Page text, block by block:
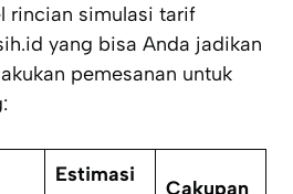
rincian simulasi tarif
yang bisa Anda jadikan
pemesanan untuk
Estimasi
Cakupan